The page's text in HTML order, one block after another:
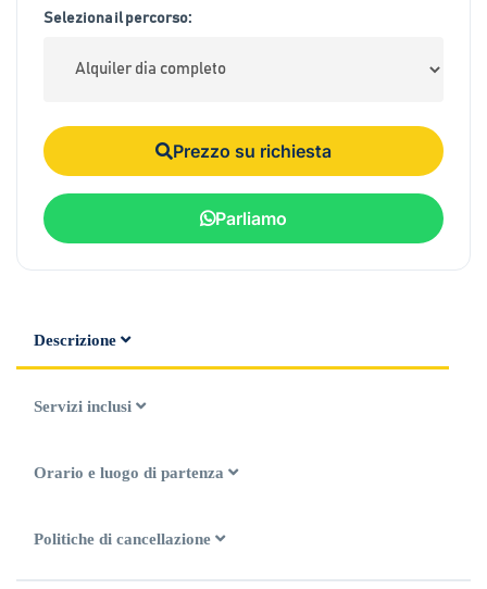
Seleziona il percorso:
Prezzo su richiesta
Parliamo
Descrizione
Servizi inclusi
Orario e luogo di partenza
Politiche di cancellazione